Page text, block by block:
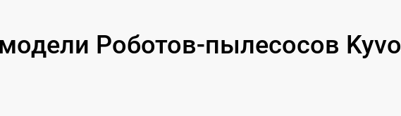
Роботов-пылесосов Kyvol